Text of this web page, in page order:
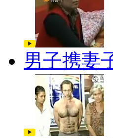
男子携妻